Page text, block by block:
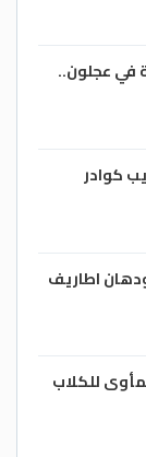
في عجلون..
كوادر
اطاريف
للكلاب